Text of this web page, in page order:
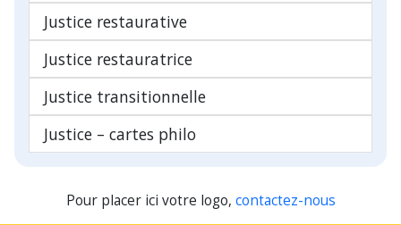
Justice restaurative
Justice restauratrice
Justice transitionnelle
Justice – cartes philo
Pour placer ici votre logo, contactez-nous